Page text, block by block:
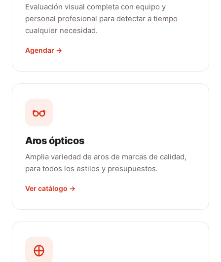
Evaluación visual completa con equipo y
personal profesional para detectar a tiempo
cualquier necesidad.
Agendar →
Aros ópticos
Amplia variedad de aros de marcas de calidad,
para todos los estilos y presupuestos.
Ver catálogo →